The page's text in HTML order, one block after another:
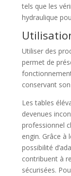
tels que les
hydraulique
Utiliser des
permet de
conservant
Les tables
devenues
professionnel
engin. Grâce à
possibilité
contribuent à
sécurisées.